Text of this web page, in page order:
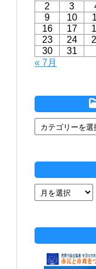
2
3
9
10
16
17
23
24
30
31
« 7月